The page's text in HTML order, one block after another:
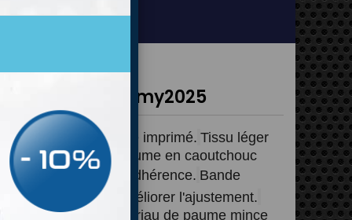
OMP KS-2 Art my2025
kart avec graphique imprimé. Tissu léger
extensible et paume en caoutchouc
pour une meilleure adhérence. Bande
au poignet pour améliorer l'ajustement.
extérieures et matériau de paume mince